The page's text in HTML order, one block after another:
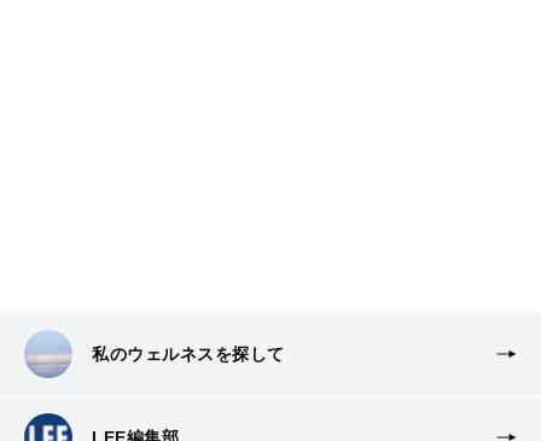
私のウェルネスを探して